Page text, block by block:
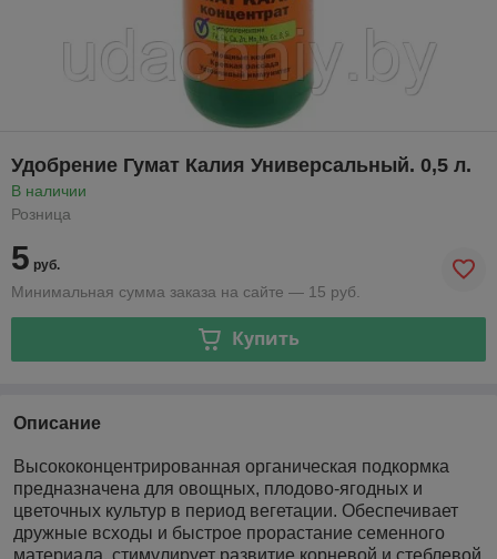
Удобрение Гумат Калия Универсальный. 0,5 л.
В наличии
Розница
5 руб.
Минимальная сумма заказа на сайте — 15 руб.
Купить
Описание
Высококонцентрированная органическая подкормка
предназначена для овощных, плодово-ягодных и
цветочных культур в период вегетации. Обеспечивает
дружные всходы и быстрое прорастание семенного
материала, стимулирует развитие корневой и стеблевой